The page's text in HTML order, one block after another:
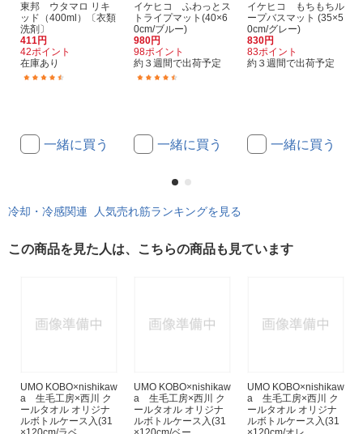
東邦 ウタマロ リキ
ッド（400ml）〔衣類
洗剤〕
411円
42ポイント
在庫あり
一緒に買う
イケヒコ ふわっとス
トライプマット(40×6
0cm/ブルー)
980円
98ポイント
約３週間で出荷予定
一緒に買う
イケヒコ もちもちル
ープバスマット (35×5
0cm/グレー)
830円
83ポイント
約３週間で出荷予定
一緒に買う
冷却・冷感関連 人気売れ筋ランキングを見る
この商品を見た人は、こちらの商品も見ています
UMO KOBO×nishikaw
a 生毛工房×西川 ク
ールタオル オリジナ
ルボトルケース入(31
UMO KOBO×nishikaw
a 生毛工房×西川 ク
ールタオル オリジナ
ルボトルケース入(31
UMO KOBO×nishikaw
a 生毛工房×西川 ク
ールタオル オリジナ
ルボトルケース入(31